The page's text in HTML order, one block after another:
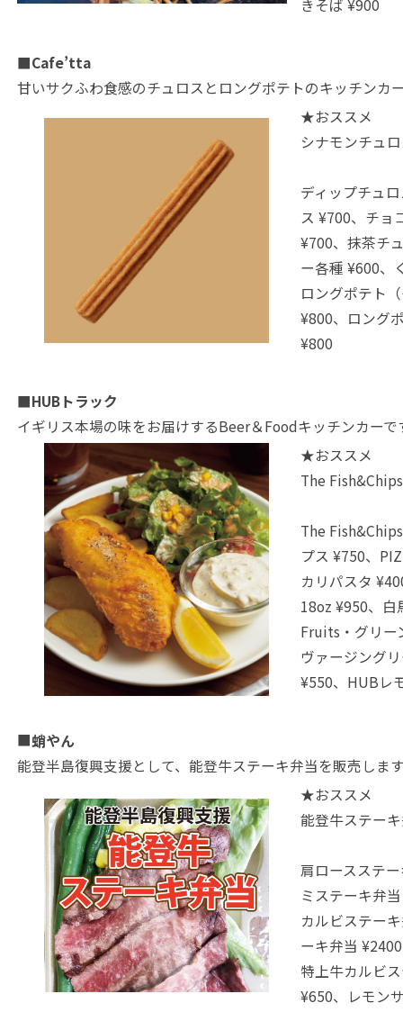
きそば ¥900
■Cafe’tta
甘いサクふわ食感のチュロスとロングポテトのキッチンカ
★おススメ
シナモンチュ
ディップチュ
ス ¥700、チョ
¥700、抹茶チ
ー各種 ¥600、
ロングポテト
¥800、ロング
¥800
■HUBトラック
イギリス本場の味をお届けするBeer＆Foodキッチンカーで
★おススメ
The
The
プス ¥750、
カリパスタ
18oz ¥950、白
Fruits・グリー
ヴァージング
¥550、HUBレ
■蛸やん
能登半島復興支援として、能登牛ステーキ弁当を販売しま
★おススメ
能登牛ステー
肩ロースステ
ミステーキ弁
カルビステー
ーキ弁当
特上牛カルビ
¥650、レモン